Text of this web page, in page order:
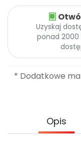
Uzyskaj
ponad 2000
* Dodatkowe
Opis